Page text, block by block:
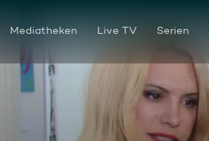
Mediatheken Live TV Serien